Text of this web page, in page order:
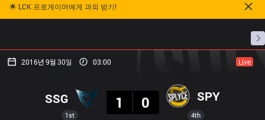
🌟 LCK 프로게이머에게 과외 받기!
프로빌
2016년 9월 30일 03:00 Live
1st
SSG
1
0 SPY
4th